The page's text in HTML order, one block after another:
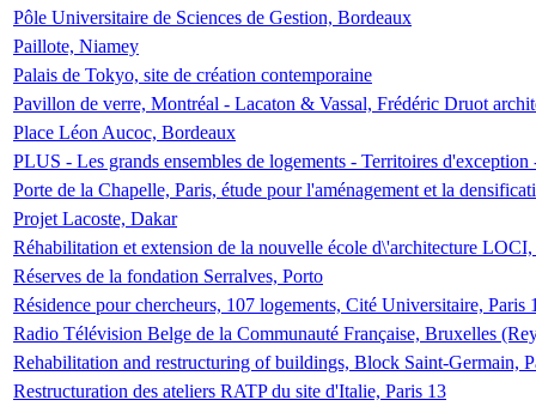
Pôle Universitaire de Sciences de Gestion, Bordeaux
Paillote, Niamey
Palais de Tokyo, site de création contemporaine
Pavillon de verre, Montréal - Lacaton & Vassal, Frédéric Druot
Place Léon Aucoc, Bordeaux
PLUS - Les grands ensembles de logements - Territoires
Porte de la Chapelle, Paris, étude pour l'aménagement et la
Projet Lacoste, Dakar
Réhabilitation et extension de la nouvelle école d\'architecture
Réserves de la fondation Serralves, Porto
Résidence pour chercheurs, 107 logements, Cité Universitaire, Paris
Radio Télévision Belge de la Communauté Française, Bruxelles
Rehabilitation and restructuring of buildings, Block Saint-Germain,
Restructuration des ateliers RATP du site d'Italie, Paris 13